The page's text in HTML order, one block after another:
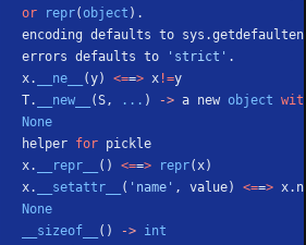
or repr(object ).
encoding defaults to
errors defaults to
'strict' .
x.
__ne__ (y) <==> x!=y
T.
__new__ (S, ... ) -> a new object
None
helper for pickle
x.
__repr__ () <==> repr(x)
x.
__setattr__ ( 'name' , value) <==>
None
__sizeof__
() -> int